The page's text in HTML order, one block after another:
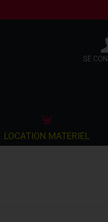
SE
LOCATION MATERIEL